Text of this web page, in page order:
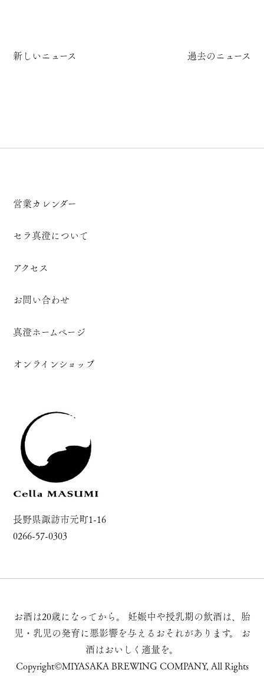
新しいニュース 過去のニュース
営業カレンダー
セラ真澄について
アクセス
お問い合わせ
真澄ホームページ
オンラインショップ
長野県諏訪市元町1-16
0266-57-0303
お酒は20歳になってから。
妊娠中や授乳期の飲酒は、胎
児・乳児の発育に悪影響を与えるおそれがあります。
お
酒はおいしく適量を。
Copyright©MIYASAKA BREWING COMPANY, All Rights